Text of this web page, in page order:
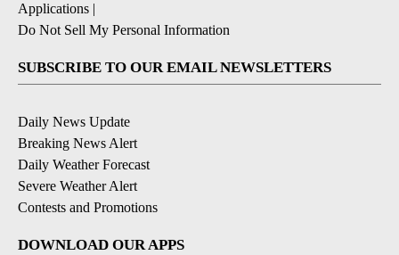
Applications |
Do Not Sell My Personal Information
SUBSCRIBE TO OUR EMAIL NEWSLETTERS
Daily News Update
Breaking News Alert
Daily Weather Forecast
Severe Weather Alert
Contests and Promotions
DOWNLOAD OUR APPS